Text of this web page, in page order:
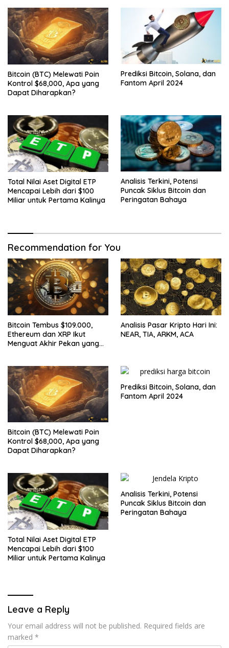
Bitcoin (BTC) Melewati Poin
Kontrol $68,000, Apa yang
Dapat Diharapkan?
Prediksi Bitcoin, Solana, dan
Fantom April 2024
Total Nilai Aset Digital ETP
Mencapai Lebih dari $100
Miliar untuk Pertama Kalinya
Analisis Terkini, Potensi
Puncak Siklus Bitcoin dan
Peringatan Bahaya
Recommendation for You
Bitcoin Tembus $109.000,
Ethereum dan XRP Ikut
Menguat Akhir Pekan yang
Analisis Pasar Kripto Hari Ini:
NEAR, TIA, ARKM, ACA
Bitcoin (BTC) Melewati Poin
Kontrol $68,000, Apa yang
Dapat Diharapkan?
Prediksi Bitcoin, Solana, dan
Fantom April 2024
Total Nilai Aset Digital ETP
Mencapai Lebih dari $100
Miliar untuk Pertama Kalinya
Analisis Terkini, Potensi
Puncak Siklus Bitcoin dan
Peringatan Bahaya
Leave a Reply
Your email address will not be published. Required fields are
marked *